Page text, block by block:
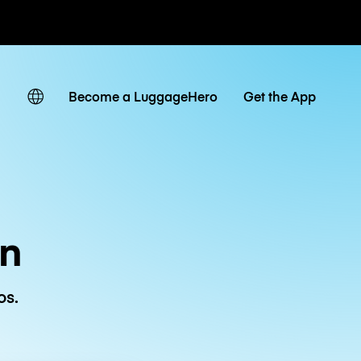
/ día
Become a LuggageHero Get the App